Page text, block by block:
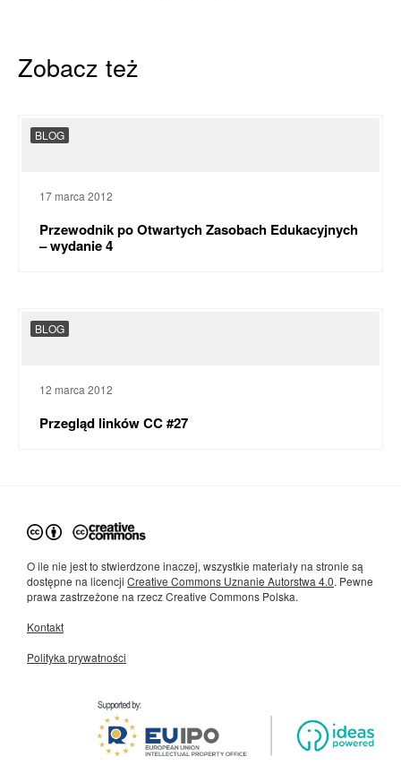
Zobacz też
BLOG
17 marca 2012
Przewodnik po Otwartych Zasobach Edukacyjnych
– wydanie 4
BLOG
12 marca 2012
Przegląd linków CC #27
O ile nie jest to stwierdzone inaczej, wszystkie materiały na stronie są
dostępne na licencji Creative Commons Uznanie Autorstwa 4.0. Pewne
prawa zastrzeżone na rzecz Creative Commons Polska.
Kontakt
Polityka prywatności